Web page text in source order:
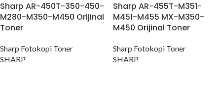
Sharp AR-450T-350-450-
M280-M350-M450 Orijinal
Toner
Sharp Fotokopi Toner
SHARP
Sharp AR-455T-M351-
M451-M455 MX-M350-
M450 Orijinal Toner
Sharp Fotokopi Toner
SHARP